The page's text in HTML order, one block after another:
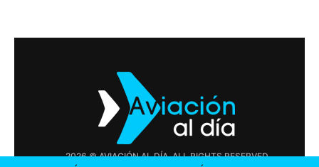
2026 © AVIACIÓN AL DÍA. ALL RIGHTS RESERVED